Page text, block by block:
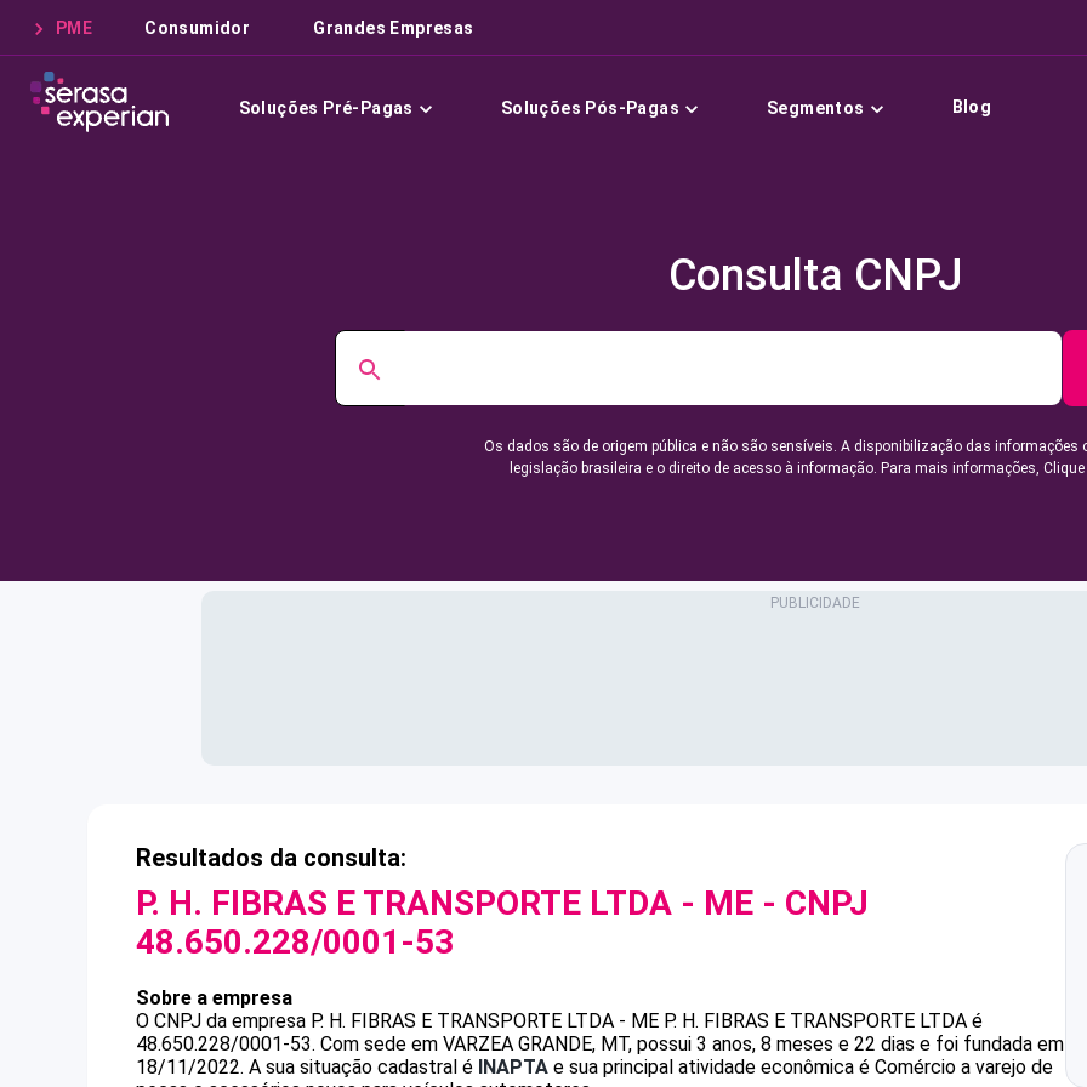
PME Consumidor Grandes Empresas
Soluções Pré-Pagas Soluções Pós-Pagas Segmentos Blog
Consulta CNPJ
Os dados são de origem pública e não são sensíveis. A disponibilização das informações
legislação brasileira e o direito de acesso à informação. Para mais informações,
Resultados da consulta:
P. H. FIBRAS E TRANSPORTE LTDA - ME - CNPJ
48.650.228/0001-53
Sobre a empresa
O CNPJ da empresa P. H. FIBRAS E TRANSPORTE LTDA - ME P. H. FIBRAS E TRANSPORTE LTDA é
48.650.228/0001-53. Com sede em VARZEA GRANDE, MT, possui 3 anos, 8 meses e 22 dias e foi fundada em
18/11/2022. A sua situação cadastral é INAPTA e sua principal atividade econômica é Comércio a varejo de